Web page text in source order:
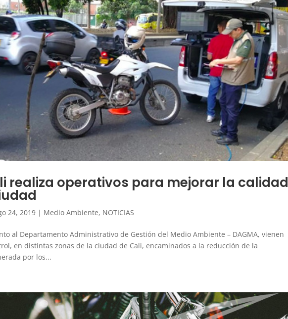
realiza operativos para mejorar la calidad
24, 2019 | Medio Ambiente, NOTICIAS
al Departamento Administrativo de Gestión del Medio Ambiente – DAGMA, vienen
en distintas zonas de la ciudad de Cali, encaminados a la reducción de la
por los...